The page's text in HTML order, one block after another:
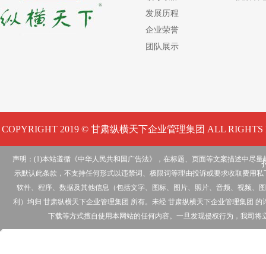
发展历程
企业荣誉
团队展示
COPYRIGHT 2019 © 甘肃纵横天下企业管理集团 ALL RIGHTS
声明：(1)本站遵循《中华人民共和国广告法》，在标题、页面等文案描述中尽
示默认此条款，不支持任何形式以违禁词、极限词等理由投诉或要求收取费用
软件、程序、数据及其他信息（包括文字、图标、图片、照片、音频、视频、
利）均归 甘肃纵横天下企业管理集团 所有。未经 甘肃纵横天下企业管理集团
下载等方式擅自使用本网站的任何内容。一旦发现侵权行为，我司